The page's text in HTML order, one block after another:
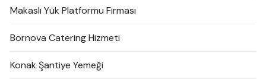
Makaslı Yük Platformu Firması
Bornova Catering Hizmeti
Konak Şantiye Yemeği